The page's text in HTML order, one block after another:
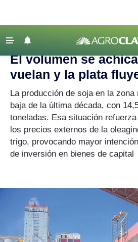
Agricultura
Lechería
Tecnología
Maquinaria agrícola
Agenda
Clima
Agronegocios
Mercados
‹ VOLVER
Agroclave precios
El volumen se
vuelan y la plata
La producción de soja en la zona
baja de la última década, con
toneladas. Esa situación
los precios externos de la
trigo, provocando mayor
de inversión en bienes de capital